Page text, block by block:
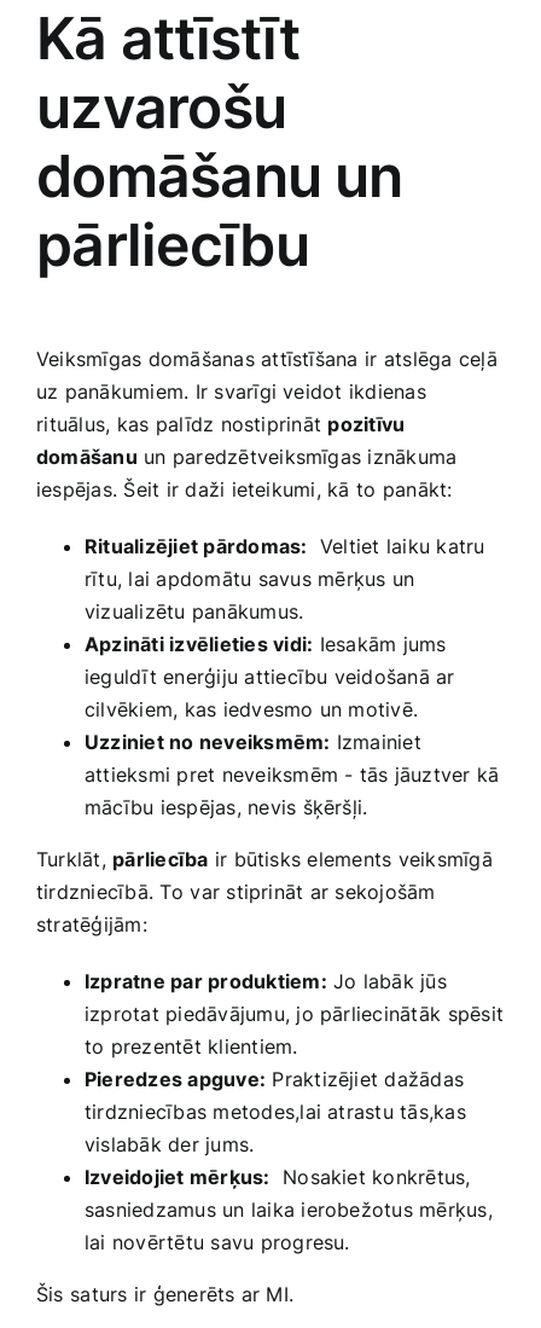
Kā attīstīt
uzvarošu
domāšanu⁢ un
‍pārliecību
Veiksmīgas domāšanas attīstīšana⁢ ir atslēga​ ceļā
uz panākumiem. Ir svarīgi veidot ikdienas
⁣rituālus,⁤ kas palīdz nostiprināt pozitīvu
domāšanu un paredzētveiksmīgas iznākuma
iespējas. Šeit ir daži ieteikumi, kā⁣ to panākt:
Ritualizējiet pārdomas: ‍ Veltiet laiku katru
rītu, ​lai apdomātu savus ⁣mērķus un
‍vizualizētu panākumus.
Apzināti izvēlieties vidi: ⁢Iesakām jums
ieguldīt enerģiju attiecību veidošanā ar
cilvēkiem, kas iedvesmo un ‍motivē.
Uzziniet no neveiksmēm: Izmainiet
attieksmi pret neveiksmēm ‍- tās jāuztver kā
mācību iespējas, nevis šķēršļi.
Turklāt,‍ pārliecība ir būtisks elements veiksmīgā
tirdzniecībā. To ⁢var stiprināt ar sekojošām
stratēģijām:
Izpratne par​ produktiem: Jo labāk jūs
izprotat piedāvājumu, jo pārliecinātāk⁤ spēsit
to prezentēt klientiem.
Pieredzes apguve: Praktizējiet dažādas
tirdzniecības metodes,lai atrastu tās,kas
vislabāk​ der jums.
Izveidojiet​ mērķus: ‍ Nosakiet konkrētus,
sasniedzamus un laika ierobežotus mērķus,
lai novērtētu savu progresu.
Šis ⁤saturs ir ģenerēts ar MI.